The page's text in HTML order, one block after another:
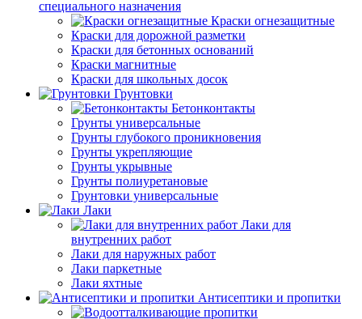
специального назначения
Краски огнезащитные
Краски для дорожной разметки
Краски для бетонных оснований
Краски магнитные
Краски для школьных досок
Грунтовки
Бетонконтакты
Грунты универсальные
Грунты глубокого проникновения
Грунты укрепляющие
Грунты укрывные
Грунты полиуретановые
Грунтовки универсальные
Лаки
Лаки для
внутренних работ
Лаки для наружных работ
Лаки паркетные
Лаки яхтные
Антисептики и пропитки